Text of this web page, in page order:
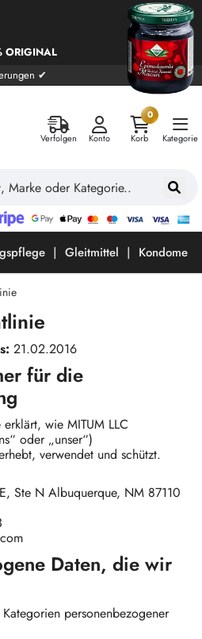
ORIGINAL
✔
Verfolgen Konto
0
Korb
Kategorie
Gleitmittel Kondome
21.02.2016
für die
wie MITUM LLC
oder „unser“)
verwendet und schützt.
Ste N Albuquerque, NM 87110
Daten, die wir
personenbezogener